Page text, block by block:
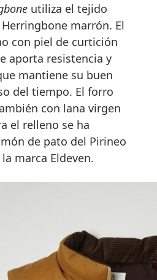
utiliza el tejido
marrón. El
con piel de curtición
aporta resistencia y
mantiene su buen
del tiempo. El forro
con lana virgen
el relleno se ha
de pato del Pirineo
marca Eldeven.